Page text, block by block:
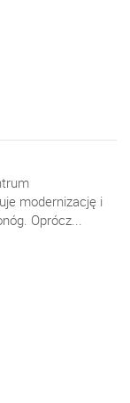
modernizację i
Oprócz...